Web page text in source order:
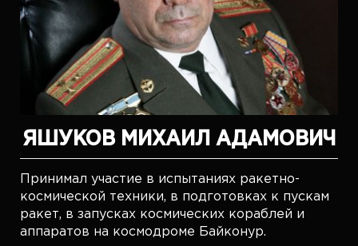
ЯШУКОВ МИХАИЛ АДАМОВИЧ
Принимал участие в испытаниях ракетно-
космической техники, в подготовках к пускам
ракет, в запусках космических кораблей и
аппаратов на космодроме Байконур.